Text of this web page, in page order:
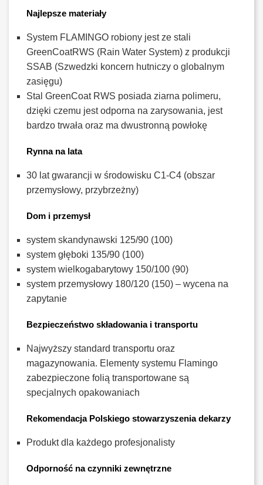
Najlepsze materiały
System FLAMINGO robiony jest ze stali
GreenCoatRWS (Rain Water System) z produkcji
SSAB (Szwedzki koncern hutniczy o globalnym
zasięgu)
Stal GreenCoat RWS posiada ziarna polimeru,
dzięki czemu jest odporna na zarysowania, jest
bardzo trwała oraz ma dwustronną powłokę
Rynna na lata
30 lat gwarancji w środowisku C1-C4 (obszar
przemysłowy, przybrzeżny)
Dom i przemysł
system skandynawski 125/90 (100)
system głęboki 135/90 (100)
system wielkogabarytowy 150/100 (90)
system przemysłowy 180/120 (150) – wycena na
zapytanie
Bezpieczeństwo składowania i transportu
Najwyższy standard transportu oraz
magazynowania. Elementy systemu Flamingo
zabezpieczone folią transportowane są
specjalnych opakowaniach
Rekomendacja Polskiego stowarzyszenia dekarzy
Produkt dla każdego profesjonalisty
Odporność na czynniki zewnętrzne